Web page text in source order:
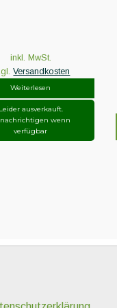
inkl. MwSt.
Versandkosten
Weiterlesen
Leider ausverkauft.
wenn
verfügbar